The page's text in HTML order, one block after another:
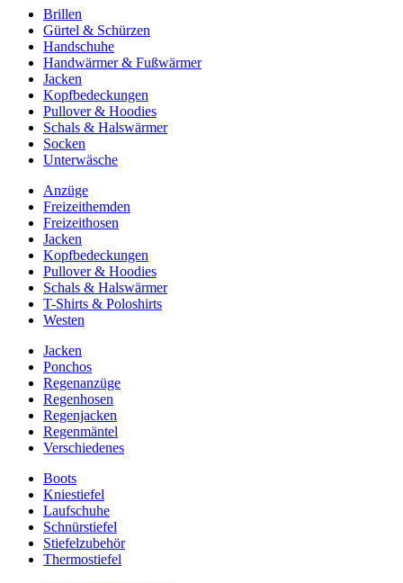
Brillen
Gürtel & Schürzen
Handschuhe
Handwärmer & Fußwärmer
Jacken
Kopfbedeckungen
Pullover & Hoodies
Schals & Halswärmer
Socken
Unterwäsche
Anzüge
Freizeithemden
Freizeithosen
Jacken
Kopfbedeckungen
Pullover & Hoodies
Schals & Halswärmer
T-Shirts & Poloshirts
Westen
Jacken
Ponchos
Regenanzüge
Regenhosen
Regenjacken
Regenmäntel
Verschiedenes
Boots
Kniestiefel
Laufschuhe
Schnürstiefel
Stiefelzubehör
Thermostiefel